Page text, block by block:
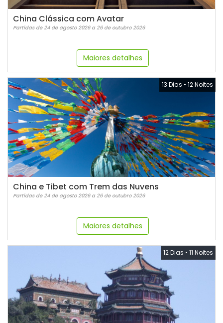
China Clássica com Avatar
Partidas de 24 de agosto 2026 a 26 de outubro 2026
Maiores detalhes
13 Dias • 12 Noites
China e Tibet com Trem das Nuvens
Partidas de 24 de agosto 2026 a 26 de outubro 2026
Maiores detalhes
12 Dias • 11 Noites